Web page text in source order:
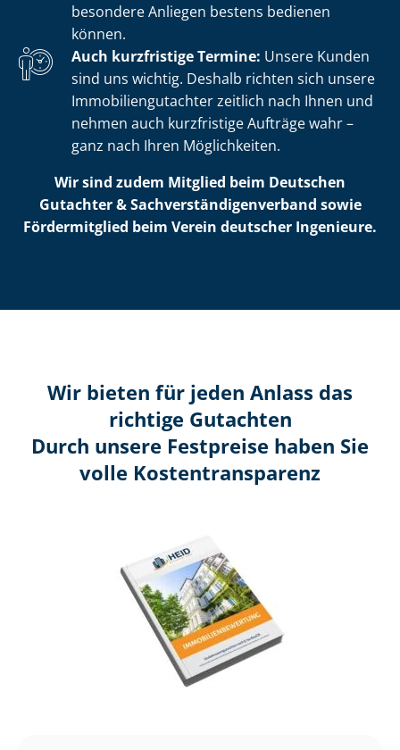
besondere Anliegen bestens bedienen
können.
Auch kurzfristige Termine: Unsere Kunden
sind uns wichtig. Deshalb richten sich unsere
Im­mo­bi­li­en­gut­ach­ter zeitlich nach Ihnen und
nehmen auch kurzfristige Aufträge wahr –
ganz nach Ihren Möglichkeiten.
Wir sind zudem Mitglied beim Deutschen
Gutachter & Sach­ver­stän­di­gen­ver­band sowie
Fördermitglied beim Verein deutscher Ingenieure.
Wir bieten für jeden Anlass das
richtige Gutachten
Durch unsere Festpreise haben Sie
volle Kosten­transparenz